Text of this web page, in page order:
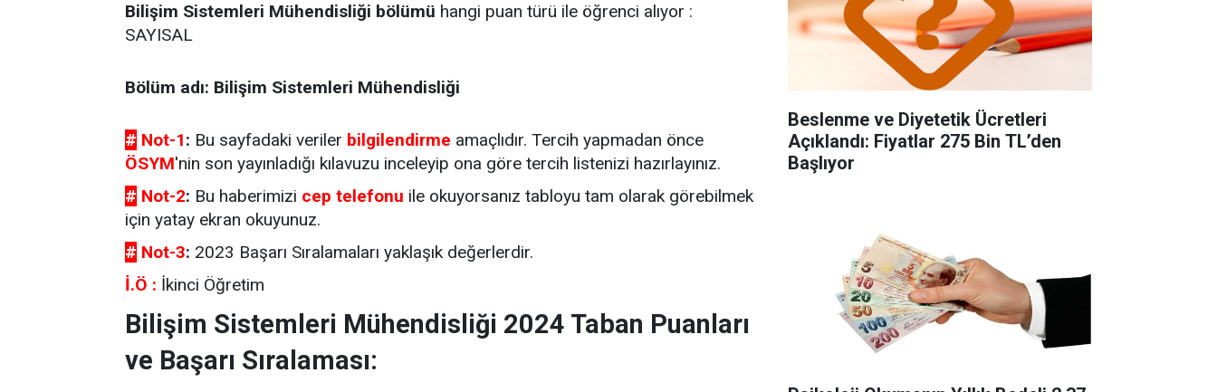
Bilişim Sistemleri Mühendisliği bölümü hangi puan türü ile öğrenci alıyor :
SAYISAL
Bölüm adı: Bilişim Sistemleri Mühendisliği
# Not-1: Bu sayfadaki veriler bilgilendirme amaçlıdır. Tercih yapmadan önce
ÖSYM'nin son yayınladığı kılavuzu inceleyip ona göre tercih listenizi hazırlayınız.
# Not-2: Bu haberimizi cep telefonu ile okuyorsanız tabloyu tam olarak görebilmek
için yatay ekran okuyunuz.
# Not-3: 2023 Başarı Sıralamaları yaklaşık değerlerdir.
İ.Ö : İkinci Öğretim
Bilişim Sistemleri Mühendisliği 2024 Taban Puanları
ve Başarı Sıralaması:
Beslenme ve Diyetetik Ücretleri
Açıklandı: Fiyatlar 275 Bin TL’den
Başlıyor